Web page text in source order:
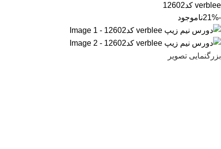
verblee کد12602
-21%
ناموجود
بزرگنمایی تصویر